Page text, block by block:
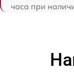
часа при